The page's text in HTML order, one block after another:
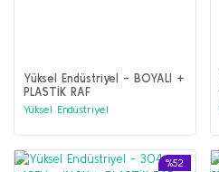
Yüksel Endüstriyel - BOYALI +
PLASTİK RAF
Yüksel Endüstriyel
%52